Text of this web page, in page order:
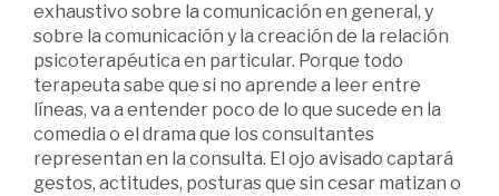
exhaustivo sobre la comunicación en general, y
sobre la comunicación y la creación de la relación
psicoterapéutica en particular. Porque todo
terapeuta sabe que si no aprende a leer entre
líneas, va a entender poco de lo que sucede en la
comedia o el drama que los consultantes
representan en la consulta. El ojo avisado captará
gestos, actitudes, posturas que sin cesar matizan o